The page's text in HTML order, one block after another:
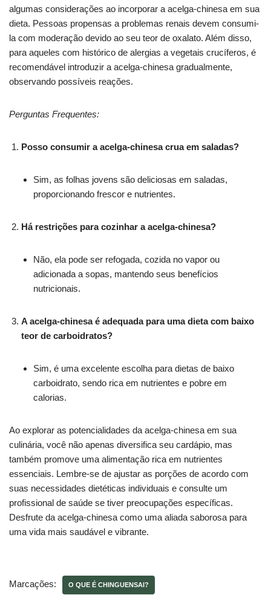
algumas considerações ao incorporar a acelga-chinesa em sua
dieta. Pessoas propensas a problemas renais devem consumi-
la com moderação devido ao seu teor de oxalato. Além disso,
para aqueles com histórico de alergias a vegetais crucíferos, é
recomendável introduzir a acelga-chinesa gradualmente,
observando possíveis reações.
Perguntas Frequentes:
Posso consumir a acelga-chinesa crua em saladas?
Sim, as folhas jovens são deliciosas em saladas,
proporcionando frescor e nutrientes.
Há restrições para cozinhar a acelga-chinesa?
Não, ela pode ser refogada, cozida no vapor ou
adicionada a sopas, mantendo seus benefícios
nutricionais.
A acelga-chinesa é adequada para uma dieta com baixo
teor de carboidratos?
Sim, é uma excelente escolha para dietas de baixo
carboidrato, sendo rica em nutrientes e pobre em
calorias.
Ao explorar as potencialidades da acelga-chinesa em sua
culinária, você não apenas diversifica seu cardápio, mas
também promove uma alimentação rica em nutrientes
essenciais. Lembre-se de ajustar as porções de acordo com
suas necessidades dietéticas individuais e consulte um
profissional de saúde se tiver preocupações específicas.
Desfrute da acelga-chinesa como uma aliada saborosa para
uma vida mais saudável e vibrante.
Marcações: O QUE É CHINGUENSAI?